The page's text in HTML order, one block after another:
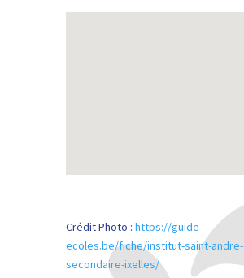
Crédit Photo : https://guide-
ecoles.be/fiche/institut-saint-andre-
secondaire-ixelles/